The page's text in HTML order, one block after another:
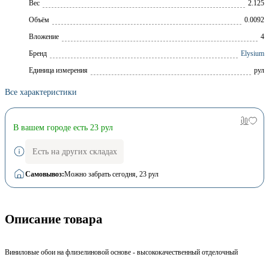
Вес
2.125
Объём
0.0092
Вложение
4
Брeнд
Elysium
Единица измерения
рул
Все характеристики
В вашем городе есть 23 рул
Есть на других складах
Самовывоз:Можно забрать сегодня, 23 рул
Описание товара
Виниловые обои на флизелиновой основе - высококачественный отделочный